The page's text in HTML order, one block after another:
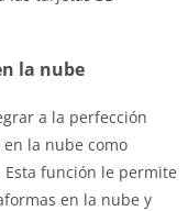
la nube
a la perfección
la nube como
Esta función le permite
en la nube y